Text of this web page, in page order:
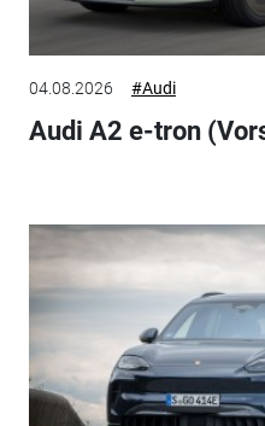
04.08.2026 #Audi
Audi A2 e-tron